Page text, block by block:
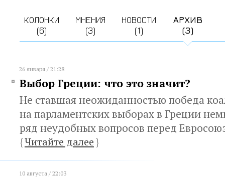
КОЛОНКИ
(6)
МНЕНИЯ
(3)
НОВОСТИ
(1)
АРХИВ
(3)
26 января / 21:28
Выбор Греции: что это значит?
Не ставшая неожиданностью победа
на парламентских выборах в Греции
ряд неудобных вопросов перед
{Читайте далее}
10 августа / 22:03